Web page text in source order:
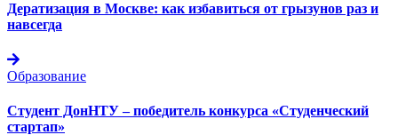
Дератизация в Москве: как избавиться от грызунов раз и
навсегда
Образование
Студент ДонНТУ – победитель конкурса «Студенческий
стартап»